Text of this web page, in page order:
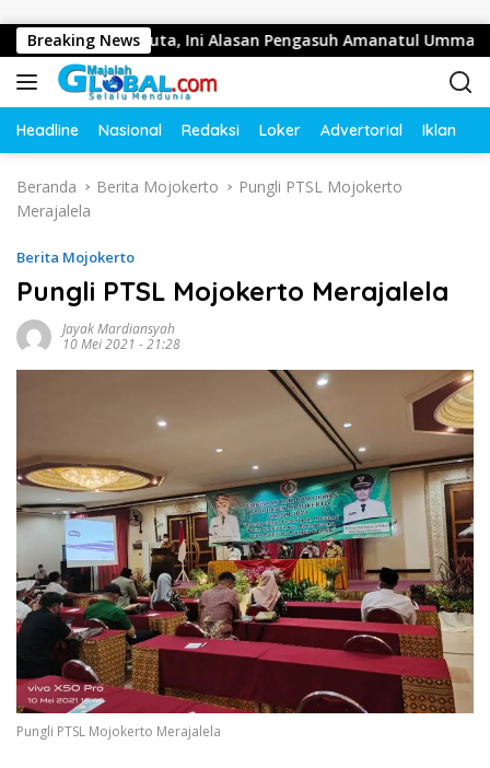
Breaking News
Ratusan Juta, Ini Alasan Pengasuh Amanatul Ummah
Headline Nasional Redaksi Loker Advertorial Iklan
Beranda Berita Mojokerto
Pungli PTSL Mojokerto
Merajalela
Berita Mojokerto
Pungli PTSL Mojokerto Merajalela
Jayak Mardiansyah
10 Mei 2021 - 21:28
Pungli PTSL Mojokerto Merajalela